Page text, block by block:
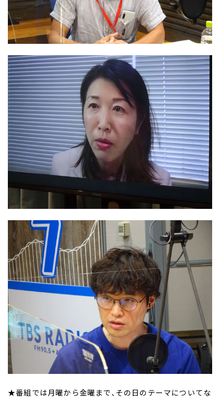
★番組では月曜から金曜まで、その日のテーマについてな